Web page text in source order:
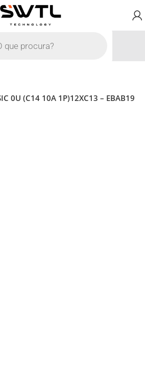
0U (C14 10A 1P)12XC13 – EBAB19